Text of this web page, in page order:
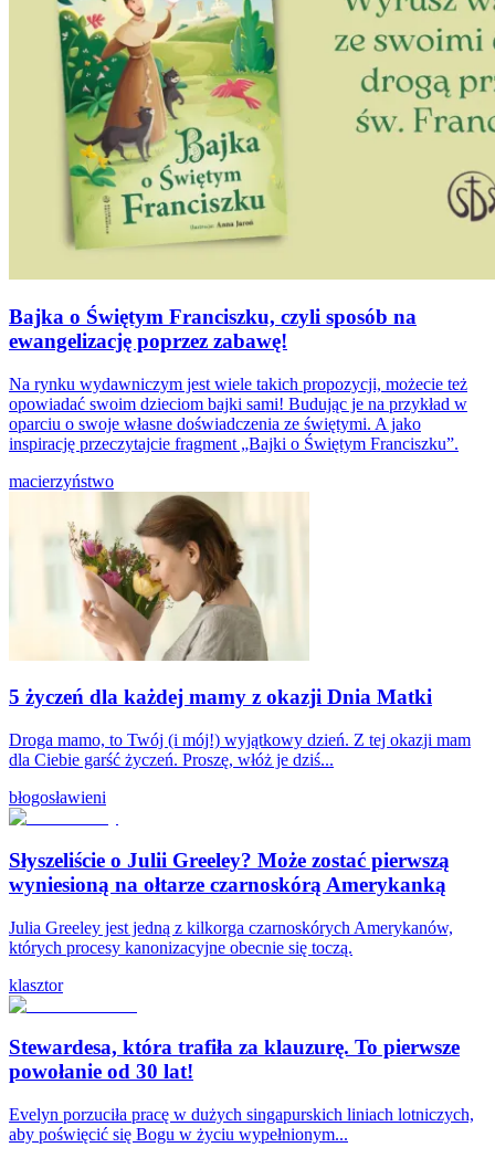
Bajka o Świętym Franciszku, czyli sposób na
ewangelizację poprzez zabawę!
Na rynku wydawniczym jest wiele takich propozycji, możecie też
opowiadać swoim dzieciom bajki sami! Budując je na przykład w
oparciu o swoje własne doświadczenia ze świętymi. A jako
inspirację przeczytajcie fragment „Bajki o Świętym Franciszku”.
macierzyństwo
5 życzeń dla każdej mamy z okazji Dnia Matki
Droga mamo, to Twój (i mój!) wyjątkowy dzień. Z tej okazji mam
dla Ciebie garść życzeń. Proszę, włóż je dziś...
błogosławieni
Słyszeliście o Julii Greeley? Może zostać pierwszą
wyniesioną na ołtarze czarnoskórą Amerykanką
Julia Greeley jest jedną z kilkorga czarnoskórych Amerykanów,
których procesy kanonizacyjne obecnie się toczą.
klasztor
Stewardesa, która trafiła za klauzurę. To pierwsze
powołanie od 30 lat!
Evelyn porzuciła pracę w dużych singapurskich liniach lotniczych,
aby poświęcić się Bogu w życiu wypełnionym...